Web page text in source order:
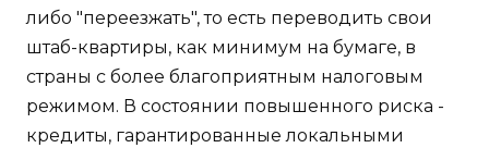
либо "переезжать", то есть переводить свои
штаб-квартиры, как минимум на бумаге, в
страны с более благоприятным налоговым
режимом. В состоянии повышенного риска -
кредиты, гарантированные локальными